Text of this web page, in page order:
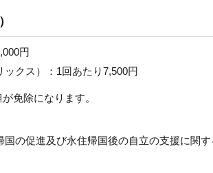
円
クス）：1回あたり7,500円
免除になります。
国の促進及び永住帰国後の自立の支援に関